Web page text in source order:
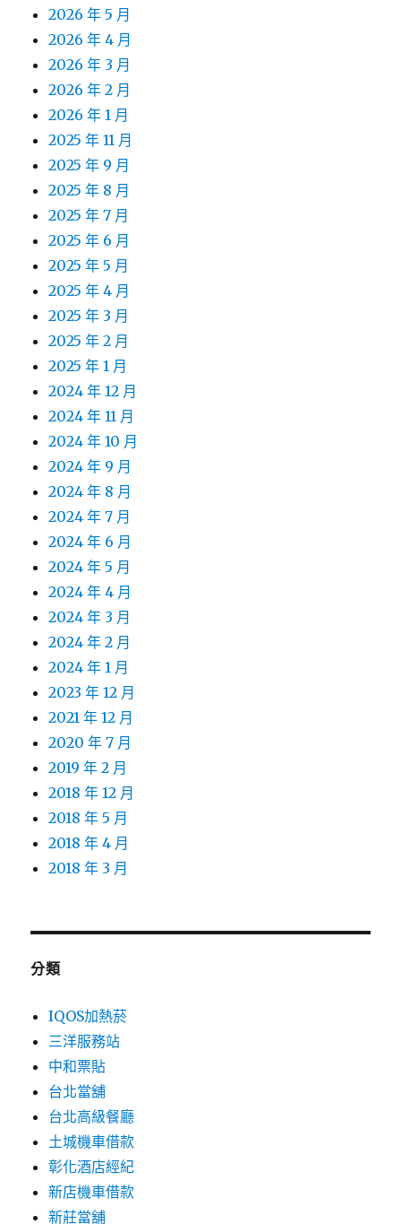
2026 年 5 月
2026 年 4 月
2026 年 3 月
2026 年 2 月
2026 年 1 月
2025 年 11 月
2025 年 9 月
2025 年 8 月
2025 年 7 月
2025 年 6 月
2025 年 5 月
2025 年 4 月
2025 年 3 月
2025 年 2 月
2025 年 1 月
2024 年 12 月
2024 年 11 月
2024 年 10 月
2024 年 9 月
2024 年 8 月
2024 年 7 月
2024 年 6 月
2024 年 5 月
2024 年 4 月
2024 年 3 月
2024 年 2 月
2024 年 1 月
2023 年 12 月
2021 年 12 月
2020 年 7 月
2019 年 2 月
2018 年 12 月
2018 年 5 月
2018 年 4 月
2018 年 3 月
分類
IQOS加熱菸
三洋服務站
中和票貼
台北當舖
台北高級餐廳
土城機車借款
彰化酒店經紀
新店機車借款
新莊當舖